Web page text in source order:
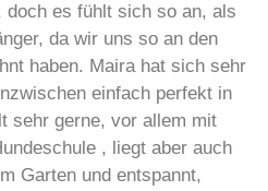
doch es fühlt sich so an, als
da wir uns so an den
haben. Maira hat sich sehr
einfach perfekt in
sehr gerne, vor allem mit
, liegt aber auch
Garten und entspannt,